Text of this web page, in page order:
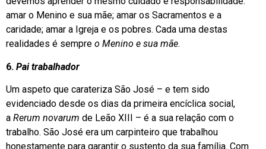
amar o Menino e sua mãe; amar os Sacramentos e a
caridade; amar a Igreja e os pobres. Cada uma destas
realidades é sempre o Menino e sua mãe.
6. Pai trabalhador
Um aspeto que carateriza São José – e tem sido
evidenciado desde os dias da primeira encíclica social,
a Rerum novarum de Leão XIII – é a sua relação com o
trabalho. São José era um carpinteiro que trabalhou
honestamente para garantir o sustento da sua família. Com